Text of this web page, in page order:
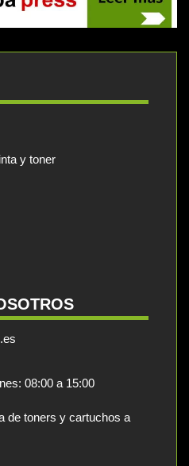
y toner
08:00 a 15:00
de toners y cartuchos a